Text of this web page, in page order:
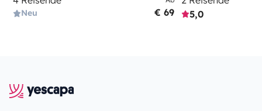
Neu € 69
5,0